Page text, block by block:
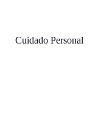
Cuidado Personal